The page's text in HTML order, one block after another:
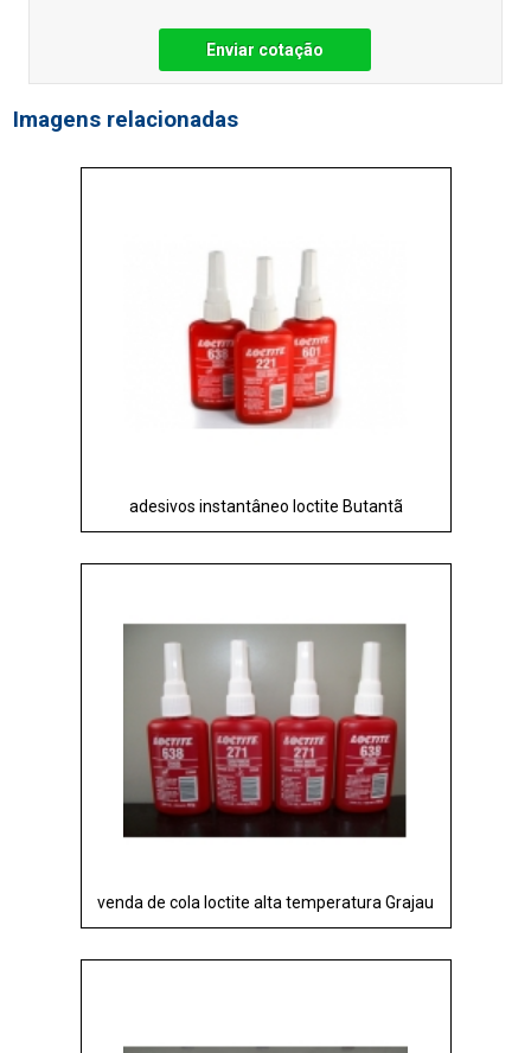
Enviar cotação
Imagens relacionadas
adesivos instantâneo loctite Butantã
venda de cola loctite alta temperatura Grajau